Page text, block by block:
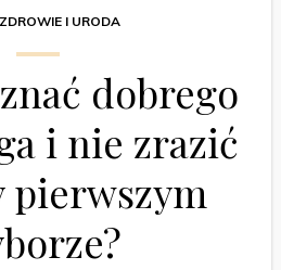
ZDROWIE I URODA
dobrego
i nie zrazić
pierwszym